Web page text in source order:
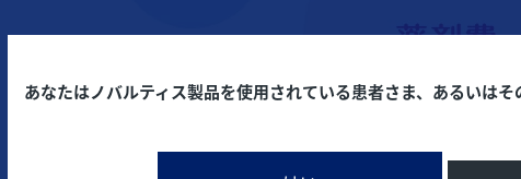
あなたはノバルティス製品を使用されている患者さま、あるいはそ